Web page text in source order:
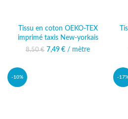
Tissu en coton OEKO-TEX
imprimé taxis New-yorkais
8,50€
Le prix initial était :
7,49 € Le prix actuel
/ mètre
-10% -